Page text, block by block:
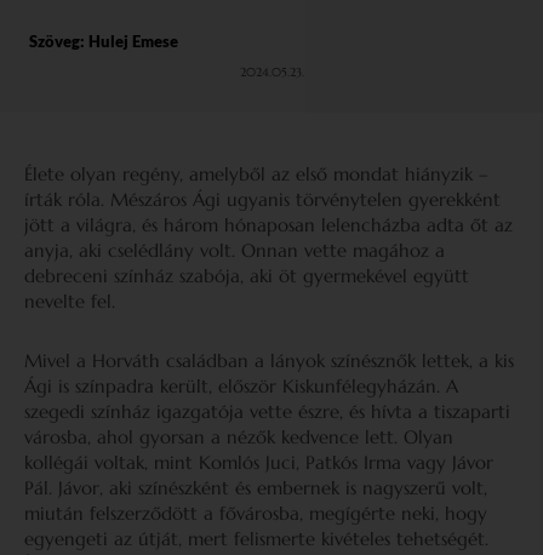
Szöveg: Hulej Emese
2024.05.23.
Élete olyan regény, amelyből az első mondat hiányzik –
írták róla. Mészáros Ági ugyanis törvénytelen gyerekként
jött a világra, és három hónaposan lelencházba adta őt az
anyja, aki cselédlány volt. Onnan vette magához a
debreceni színház szabója, aki öt gyermekével együtt
nevelte fel.
Mivel a Horváth családban a lányok színésznők lettek, a kis
Ági is színpadra került, először Kiskunfélegyházán. A
szegedi színház igazgatója vette észre, és hívta a tiszaparti
városba, ahol gyorsan a nézők kedvence lett. Olyan
kollégái voltak, mint Komlós Juci, Patkós Irma vagy Jávor
Pál. Jávor, aki színészként és embernek is nagyszerű volt,
miután felszerződött a fővárosba, megígérte neki, hogy
egyengeti az útját, mert felismerte kivételes tehetségét.